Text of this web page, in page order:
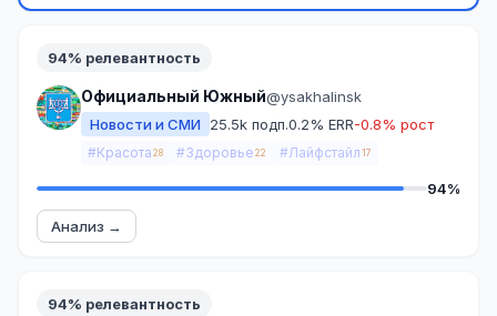
94% релевантность
Официальный Южный@ysakhalinsk
Новости и СМИ
25.5k подп.0.2% ERR-0.8% рост
#Красота 28 #Здоровье 22 #Лайфстайл 17
94%
Анализ →
94% релевантность